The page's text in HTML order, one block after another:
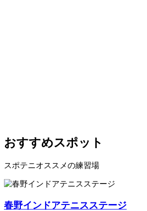
おすすめスポット
スポテニオススメの練習場
春野インドアテニスステージ